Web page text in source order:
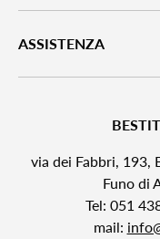
ASSISTENZA
via dei Fabbri, 193,
Funo di
Tel: 051
mail: